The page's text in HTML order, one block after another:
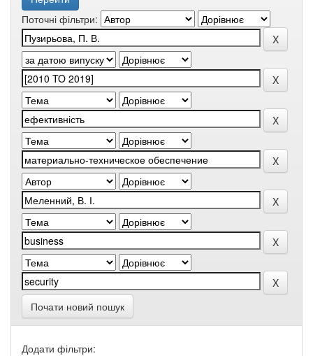
Поточні фільтри:
Почати новий пошук
Додати фільтри: